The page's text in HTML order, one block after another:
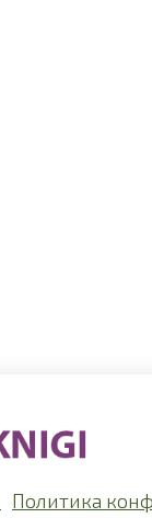
Политика